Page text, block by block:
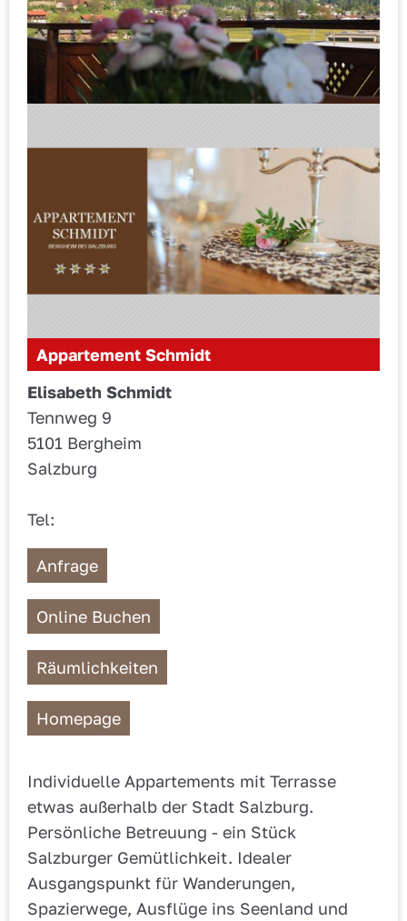
Appartement Schmidt
Elisabeth Schmidt
Tennweg 9
5101 Bergheim
Salzburg
Tel:
Anfrage
Online Buchen
Räumlichkeiten
Homepage
Individuelle Appartements mit Terrasse
etwas außerhalb der Stadt Salzburg.
Persönliche Betreuung - ein Stück
Salzburger Gemütlichkeit. Idealer
Ausgangspunkt für Wanderungen,
Spazierwege, Ausflüge ins Seenland und